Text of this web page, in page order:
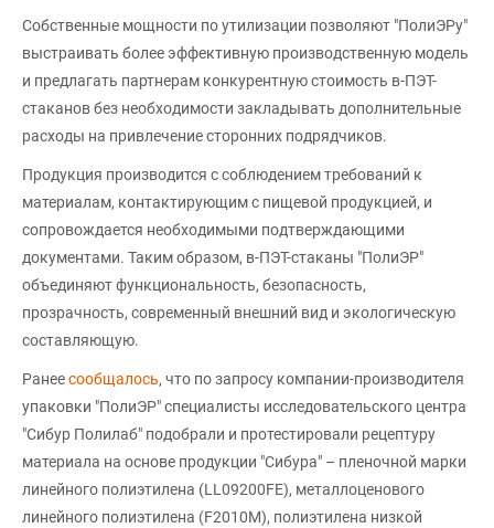
Собственные мощности по утилизации позволяют "ПолиЭРу"
выстраивать более эффективную производственную модель
и предлагать партнерам конкурентную стоимость в-ПЭТ-
стаканов без необходимости закладывать дополнительные
расходы на привлечение сторонних подрядчиков.
Продукция производится с соблюдением требований к
материалам, контактирующим с пищевой продукцией, и
сопровождается необходимыми подтверждающими
документами. Таким образом, в-ПЭТ-стаканы "ПолиЭР"
объединяют функциональность, безопасность,
прозрачность, современный внешний вид и экологическую
составляющую.
Ранеесообщалось, что по запросу компании-производителя
упаковки "ПолиЭР" специалисты исследовательского центра
"Сибур Полилаб" подобрали и протестировали рецептуру
материала на основе продукции "Сибура" – пленочной марки
линейного полиэтилена (LL09200FE), металлоценового
линейного полиэтилена (F2010M), полиэтилена низкой